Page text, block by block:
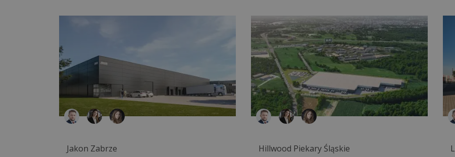
Jakon Zabrze Hillwood Piekary Śląskie